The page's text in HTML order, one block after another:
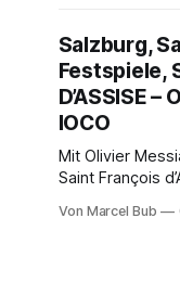
Salzburg,
Festspiele,
D’ASSISE
IOCO
Mit Olivier
Saint François
Von Marcel Bub